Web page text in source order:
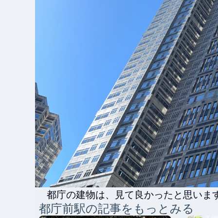
都庁の建物は、見て良かったと思いま
都庁前駅の記事をもっとみる